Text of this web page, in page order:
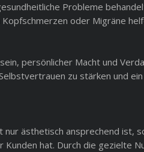
Probleme
oder Migräne
persönlicher Macht und
zu stärken und
ästhetisch ansprechend ist,
Kunden hat. Durch die gezielte